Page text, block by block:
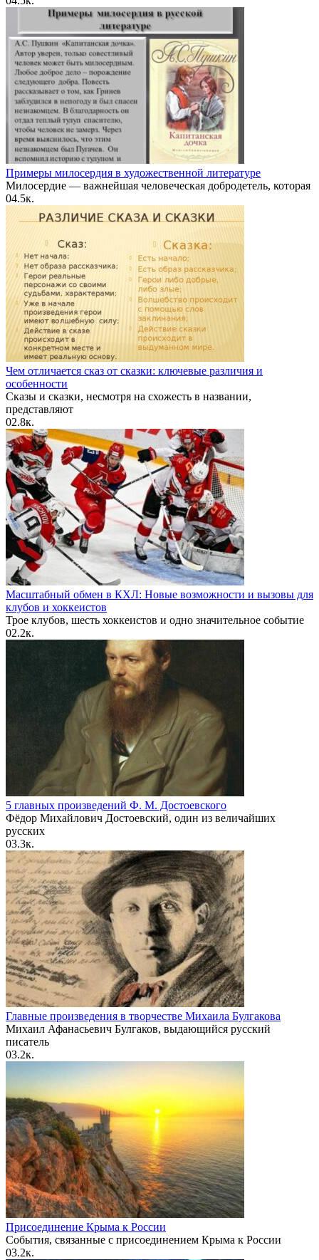
Примеры милосердия в художественной литературе
Милосердие — важнейшая человеческая добродетель, которая
04.5к.
Чем отличается сказ от сказки: ключевые различия и
особенности
Сказы и сказки, несмотря на схожесть в названии,
представляют
02.8к.
Масштабный обмен в КХЛ: Новые возможности и вызовы для
клубов и хоккеистов
Трое клубов, шесть хоккеистов и одно значительное событие
02.2к.
5 главных произведений Ф. М. Достоевского
Фёдор Михайлович Достоевский, один из величайших
русских
03.3к.
Главные произведения в творчестве Михаила Булгакова
Михаил Афанасьевич Булгаков, выдающийся русский
писатель
03.2к.
Присоединение Крыма к России
События, связанные с присоединением Крыма к России
03.2к.